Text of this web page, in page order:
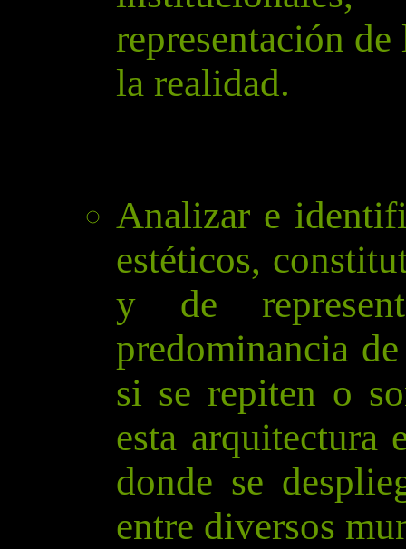
representación
la realidad.
Analizar e
estéticos,
y de
predominancia
si se repiten o
esta arquitectura
donde se
entre diversos